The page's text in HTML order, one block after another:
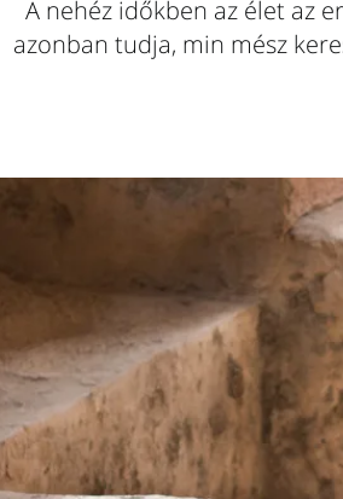
A nehéz időkben az élet az
azonban tudja, min mész